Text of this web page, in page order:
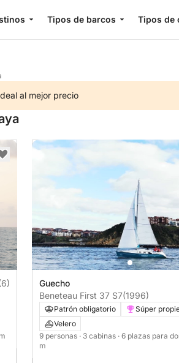
Tipos de barcos Tipos de
al mejor precio
Guecho
Beneteau First 37 S7(1996)
Patrón obligatorio
Súper
Velero
9 personas · 3 cabinas · 6 plazas para
m